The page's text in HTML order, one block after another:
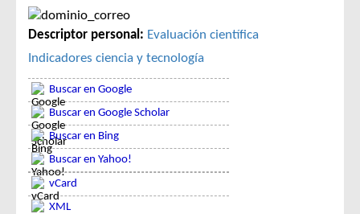
Descriptor personal: Evaluación científica
Indicadores ciencia y tecnología
Buscar en Google
Buscar en Google Scholar
Buscar en Bing
Buscar en Yahoo!
vCard
XML